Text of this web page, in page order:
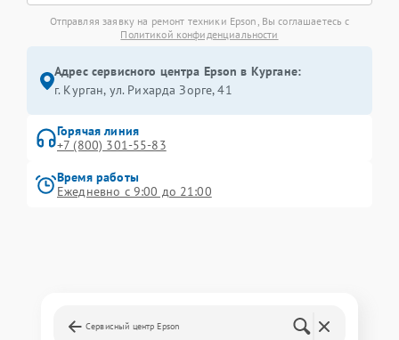
Отправляя заявку на ремонт техники Epson, Вы соглашаетесь с
Политикой конфиденциальности
Адрес сервисного центра Epson в Кургане:
г. Курган, ул. Рихарда Зорге, 41
Горячая линия
+7 (800) 301-55-83
Время работы
Ежедневно с 9:00 до 21:00
Сервисный центр Epson